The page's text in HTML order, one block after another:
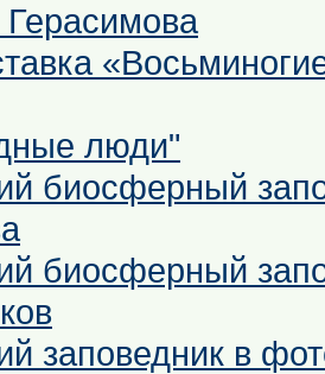
Золотого
люди"
биосферный
биосферный
заповедник в